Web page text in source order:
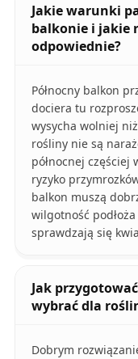
Jakie warunki
balkonie i jakie
odpowiednie?
Północny balkon
dociera tu
wysycha wolniej
rośliny nie są
północnej częściej
ryzyko
balkon muszą
wilgotność
sprawdzają się
Jak
wybrać dla
Dobrym